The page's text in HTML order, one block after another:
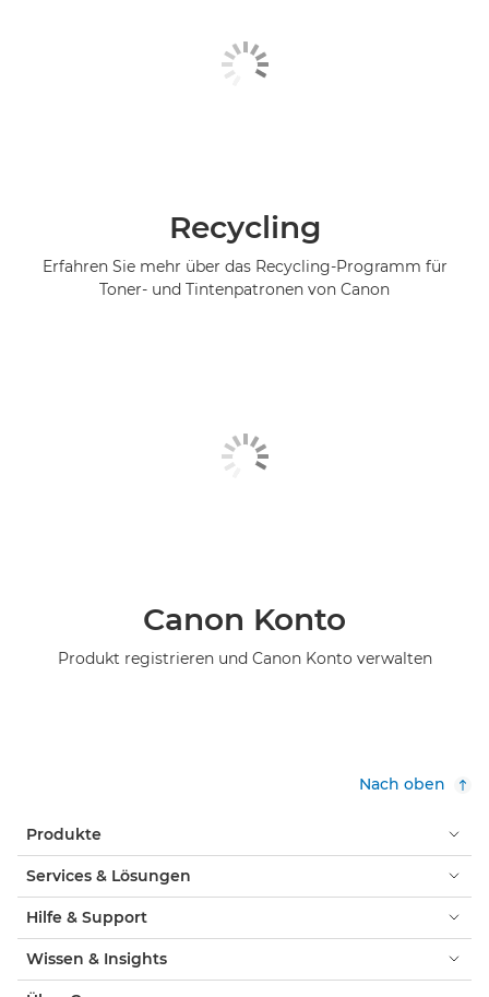
Recycling
Erfahren Sie mehr über das Recycling-Programm für
Toner- und Tintenpatronen von Canon
Canon Konto
Produkt registrieren und Canon Konto verwalten
Nach oben
Produkte
Services & Lösungen
Hilfe & Support
Wissen & Insights